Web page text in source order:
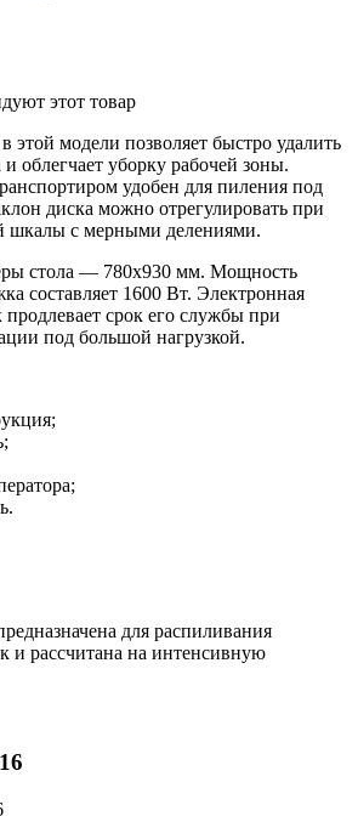
этот товар
этой модели позволяет быстро удалить
облегчает уборку рабочей зоны.
удобен для пиления под
диска можно отрегулировать при
шкалы с мерными делениями.
стола — 780х930 мм. Мощность
составляет 1600 Вт. Электронная
продлевает срок его службы при
под большой нагрузкой.
для распиливания
и рассчитана на интенсивную